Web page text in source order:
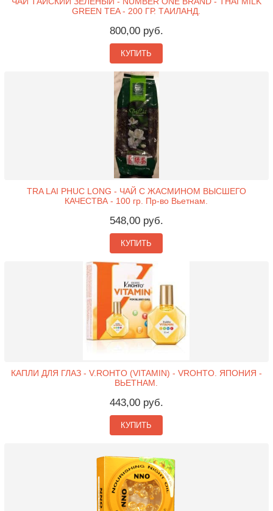
GREEN TEA - 200 ГР. ТАИЛАНД.
800,00 руб.
КУПИТЬ
TRA LAI PHUC LONG - ЧАЙ С ЖАСМИНОМ ВЫСШЕГО
КАЧЕСТВА - 100 гр. Пр-во Вьетнам.
548,00 руб.
КУПИТЬ
КАПЛИ ДЛЯ ГЛАЗ - V.ROHTO (VITAMIN) - VROHTO. ЯПОНИЯ -
ВЬЕТНАМ.
443,00 руб.
КУПИТЬ